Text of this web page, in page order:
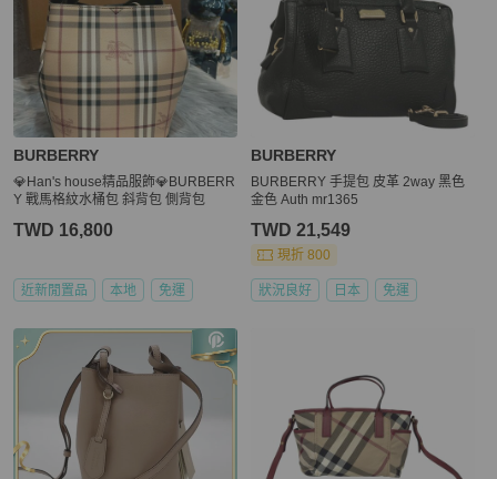
BURBERRY
💎Han's house精品服飾💎BURBERR
Y 戰馬格紋水桶包 斜背包 側背包
TWD 16,800
近新閒置品 本地 免運
BURBERRY
BURBERRY 手提包 皮革 2way 黑色
金色 Auth mr1365
TWD 21,549
現折 800
狀況良好 日本 免運